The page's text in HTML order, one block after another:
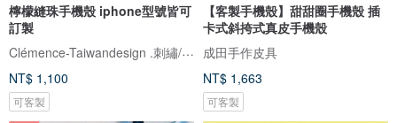
檸檬縫珠手機殼 iphone型號皆可
訂製
Clémence-Taiwandesign .刺繡/繡珠
NT$ 1,100
可客製
【客製手機殼】甜甜圈手機殼 插
卡式斜挎式真皮手機殼
成田手作皮具
NT$ 1,663
可客製